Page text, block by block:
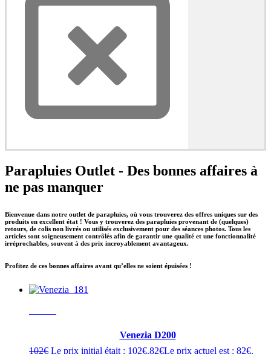
Parapluies Outlet - Des bonnes affaires à
ne pas manquer
Bienvenue dans notre outlet de parapluies, où vous trouverez des offres uniques sur des
produits en excellent état ! Vous y trouverez des parapluies provenant de (quelques)
retours, de colis non livrés ou utilisés exclusivement pour des séances photos. Tous les
articles sont soigneusement contrôlés afin de garantir une qualité et une fonctionnalité
irréprochables, souvent à des prix incroyablement avantageux.
Profitez de ces bonnes affaires avant qu’elles ne soient épuisées !
Venezia D200
102€ Le prix initial était : 102€.82€Le prix actuel est : 82€.